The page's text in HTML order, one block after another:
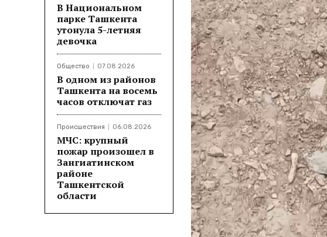
В Национальном
парке Ташкента
утонула 5-летняя
девочка
Общество 07.08.2026
В одном из районов
Ташкента на восемь
часов отключат газ
Происшествия 06.08.2026
МЧС: крупный
пожар произошел в
Зангиатинском
районе
Ташкентской
области